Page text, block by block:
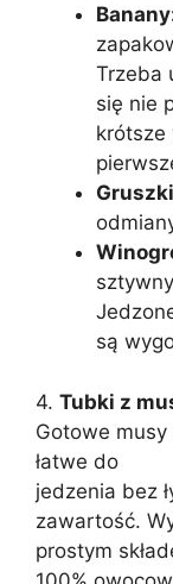
Trzeba
się nie
krótsze
są
4. Tubki z
Gotowe
łatwe do
jedzenia bez
zawartość.
prostym